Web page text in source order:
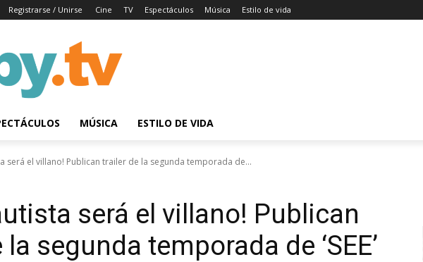
Registrarse / Unirse Cine TV Espectáculos Música Estilo de vida
MÚSICA ESTILO DE VIDA
será el villano! Publican trailer de la segunda temporada de...
será el villano! Publican
segunda temporada de ‘SEE’